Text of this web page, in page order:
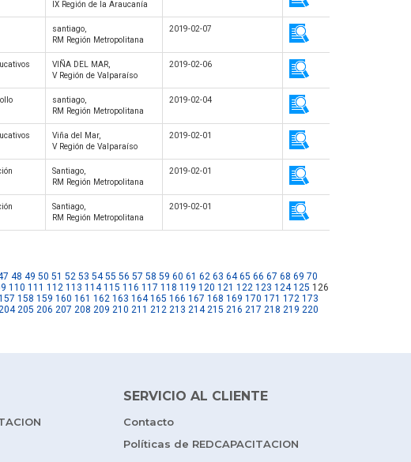
IX Región de la Araucanía
santiago,
RM Región Metropolitana
2019-02-07
VIÑA DEL MAR,
V Región de Valparaíso
2019-02-06
santiago,
RM Región Metropolitana
2019-02-04
Viña del Mar,
V Región de Valparaíso
2019-02-01
Santiago,
RM Región Metropolitana
2019-02-01
Santiago,
RM Región Metropolitana
2019-02-01
48 49 50 51 52 53 54 55 56 57 58 59 60 61 62 63 64 65 66 67 68 69 70
110 111 112 113 114 115 116 117 118 119 120 121 122 123 124 125 126
158 159 160 161 162 163 164 165 166 167 168 169 170 171 172 173
205 206 207 208 209 210 211 212 213 214 215 216 217 218 219 220
SERVICIO AL CLIENTE
Contacto
Políticas de REDCAPACITACION